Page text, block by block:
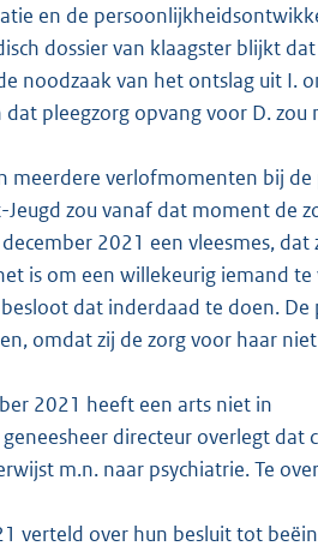
en de
dossier van klaagster blijkt
noodzaak van het ontslag uit I.
pleegzorg opvang voor D.
verlofmomenten bij
zou vanaf dat moment de
2021 een vleesmes,
is om een willekeurig iemand
dat inderdaad te doen.
omdat zij de zorg voor haar
2021 heeft een arts niet in
directeur overlegt dat
m.n. naar psychiatrie. Te
verteld over hun besluit tot